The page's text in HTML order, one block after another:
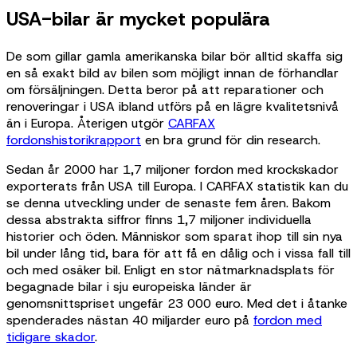
USA-bilar är mycket populära
De som gillar gamla amerikanska bilar bör alltid skaffa sig
en så exakt bild av bilen som möjligt innan de förhandlar
om försäljningen. Detta beror på att reparationer och
renoveringar i USA ibland utförs på en lägre kvalitetsnivå
än i Europa. Återigen utgör CARFAX
fordonshistorikrapport en bra grund för din research.
Sedan år 2000 har 1,7 miljoner fordon med krockskador
exporterats från USA till Europa. I CARFAX statistik kan du
se denna utveckling under de senaste fem åren. Bakom
dessa abstrakta siffror finns 1,7 miljoner individuella
historier och öden. Människor som sparat ihop till sin nya
bil under lång tid, bara för att få en dålig och i vissa fall till
och med osäker bil. Enligt en stor nätmarknadsplats för
begagnade bilar i sju europeiska länder är
genomsnittspriset ungefär 23 000 euro. Med det i åtanke
spenderades nästan 40 miljarder euro på fordon med
tidigare skador.